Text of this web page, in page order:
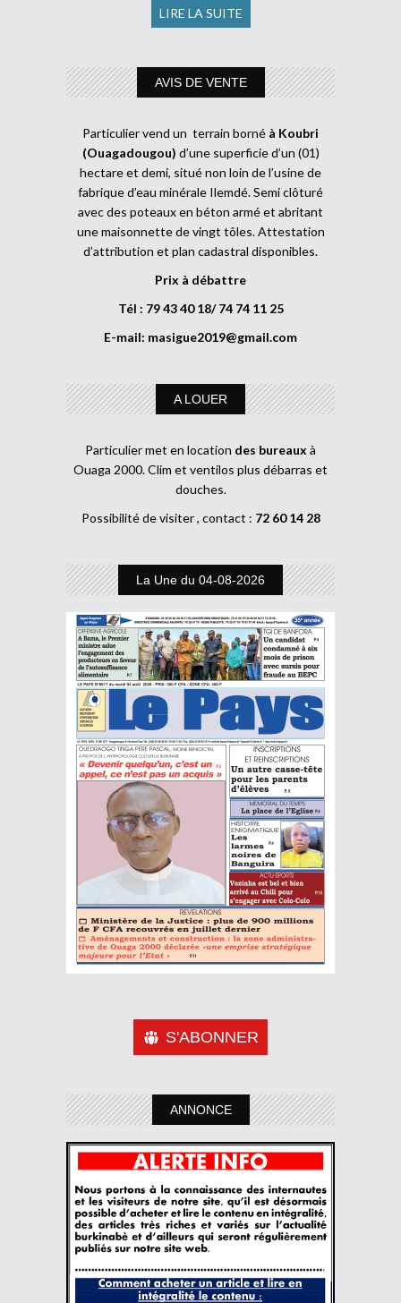
LIRE LA SUITE
AVIS DE VENTE
Particulier vend un terrain borné à Koubri
(Ouagadougou) d’une superficie d’un (01)
hectare et demi, situé non loin de l’usine de
fabrique d’eau minérale Ilemdé. Semi clôturé
avec des poteaux en béton armé et abritant
une maisonnette de vingt tôles. Attestation
d’attribution et plan cadastral disponibles.
Prix à débattre
Tél : 79 43 40 18/ 74 74 11 25
E-mail: masigue2019@gmail.com
A LOUER
Particulier met en location des bureaux à
Ouaga 2000. Clim et ventilos plus débarras et
douches.
Possibilité de visiter , contact : 72 60 14 28
La Une du 04-08-2026
S'ABONNER
ANNONCE